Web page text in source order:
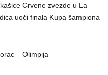
Crvene zvezde u La
uoči finala Kupa šampiona
– Olimpija